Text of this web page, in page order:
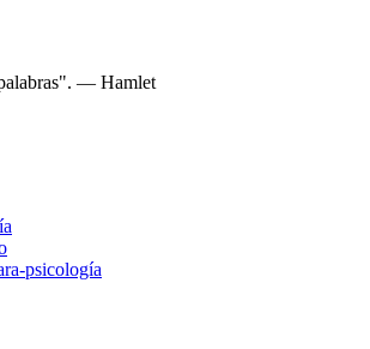
— Hamlet
psicología